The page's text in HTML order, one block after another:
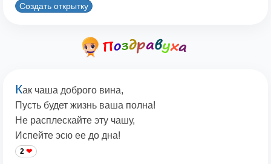
Создать открытку
Как чаша доброго вина,
Пусть будет жизнь ваша полна!
Не расплескайте эту чашу,
Испейте эсю ее до дна!
2